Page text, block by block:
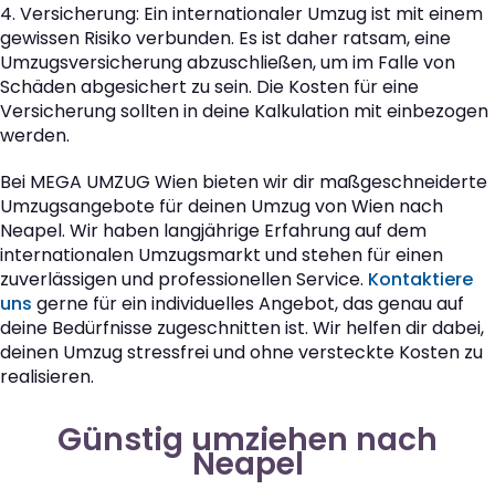
4. Versicherung: Ein internationaler Umzug ist mit einem
gewissen Risiko verbunden. Es ist daher ratsam, eine
Umzugsversicherung abzuschließen, um im Falle von
Schäden abgesichert zu sein. Die Kosten für eine
Versicherung sollten in deine Kalkulation mit einbezogen
werden.
Bei MEGA UMZUG Wien bieten wir dir maßgeschneiderte
Umzugsangebote für deinen Umzug von Wien nach
Neapel. Wir haben langjährige Erfahrung auf dem
internationalen Umzugsmarkt und stehen für einen
zuverlässigen und professionellen Service. Kontaktiere
uns gerne für ein individuelles Angebot, das genau auf
deine Bedürfnisse zugeschnitten ist. Wir helfen dir dabei,
deinen Umzug stressfrei und ohne versteckte Kosten zu
realisieren.
Günstig umziehen nach
Neapel